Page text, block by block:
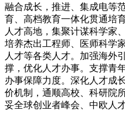
融合成长，推进、集成电等
育、高档教育一体化贯通培
人才高地，集聚计谋科学家
培养杰出工程师、医师科学
人才等各类人才。加强海外
撑，优化人才办事。支撑青
办事保障力度。深化人才成
价机制，通顺高校、科研院
妥全球创业者峰会、中欧人才